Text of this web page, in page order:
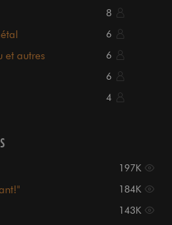
8
6
et autres
6
6
4
197K
184K
143K